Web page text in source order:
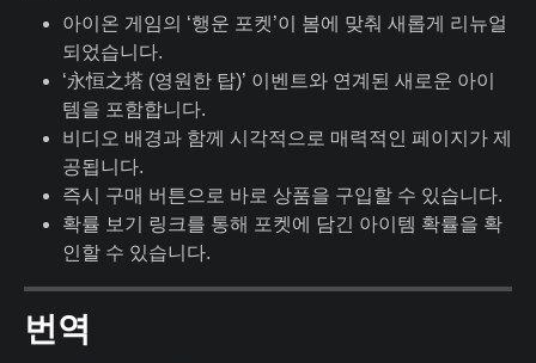
아이온 게임의 ‘행운 포켓’이 봄에 맞춰 새롭게 리뉴얼
되었습니다.
‘永恒之塔 (영원한 탑)’ 이벤트와 연계된 새로운 아이
템을 포함합니다.
비디오 배경과 함께 시각적으로 매력적인 페이지가 제
공됩니다.
즉시 구매 버튼으로 바로 상품을 구입할 수 있습니다.
확률 보기 링크를 통해 포켓에 담긴 아이템 확률을 확
인할 수 있습니다.
번역